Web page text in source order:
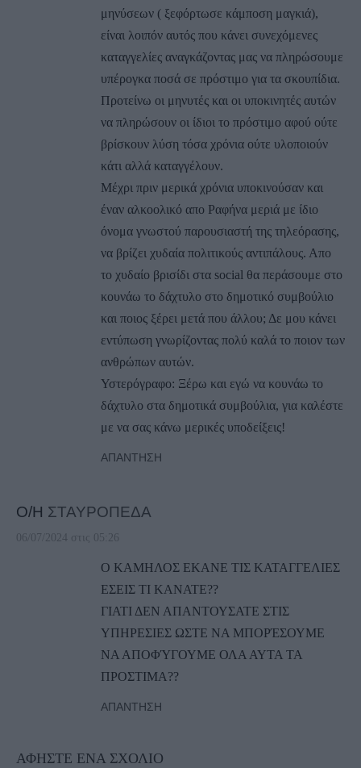
μηνύσεων ( ξεφόρτωσε κάμποση μαγκιά),
είναι λοιπόν αυτός που κάνει συνεχόμενες
καταγγελίες αναγκάζοντας μας να πληρώσουμε
υπέρογκα ποσά σε πρόστιμο για τα σκουπίδια.
Προτείνω οι μηνυτές και οι υποκινητές αυτών
να πληρώσουν οι ίδιοι το πρόστιμο αφού ούτε
βρίσκουν λύση τόσα χρόνια ούτε υλοποιούν
κάτι αλλά καταγγέλουν.
Μέχρι πριν μερικά χρόνια υποκινούσαν και
έναν αλκοολικό απο Ραφήνα μεριά με ίδιο
όνομα γνωστού παρουσιαστή της τηλεόρασης,
να βρίζει χυδαία πολιτικούς αντιπάλους. Απο
το χυδαίο βρισίδι στα social θα περάσουμε στο
κουνάω το δάχτυλο στο δημοτικό συμβούλιο
και ποιος ξέρει μετά που άλλου; Δε μου κάνει
εντύπωση γνωρίζοντας πολύ καλά το ποιον των
ανθρώπων αυτών.
Υστερόγραφο: Ξέρω και εγώ να κουνάω το
δάχτυλο στα δημοτικά συμβούλια, για καλέστε
με να σας κάνω μερικές υποδείξεις!
ΑΠΆΝΤΗΣΗ
Ο/Η ΣΤΑΥΡΟΠΕΔΑ
06/07/2024 στις 05:26
Ο ΚΑΜΗΛΟΣ ΕΚΑΝΕ ΤΙΣ ΚΑΤΑΓΓΕΛΙΕΣ
ΕΣΕΙΣ ΤΙ ΚΑΝΑΤΕ??
ΓΙΑΤΙ ΔΕΝ ΑΠΑΝΤΟΥΣΑΤΕ ΣΤΙΣ
ΥΠΗΡΕΣΙΕΣ ΩΣΤΕ ΝΑ ΜΠΟΡΈΣΟΥΜΕ
ΝΑ ΑΠΟΦΎΓΟΥΜΕ ΟΛΑ ΑΥΤΑ ΤΑ
ΠΡΟΣΤΙΜΑ??
ΑΠΆΝΤΗΣΗ
ΑΦΉΣΤΕ ΈΝΑ ΣΧΌΛΙΟ